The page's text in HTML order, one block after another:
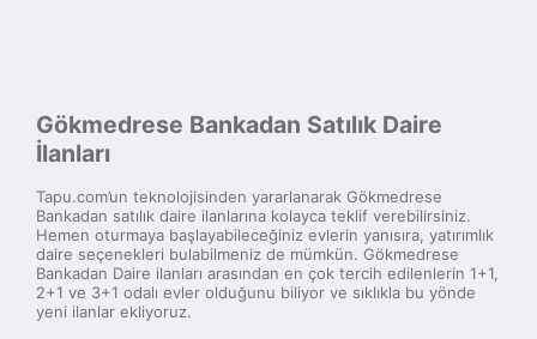
Gökmedrese Bankadan Satılık Daire
İlanları
Tapu.com’un teknolojisinden yararlanarak Gökmedrese
Bankadan satılık daire ilanlarına kolayca teklif verebilirsiniz.
Hemen oturmaya başlayabileceğiniz evlerin yanısıra, yatırımlık
daire seçenekleri bulabilmeniz de mümkün. Gökmedrese
Bankadan Daire ilanları arasından en çok tercih edilenlerin 1+1,
2+1 ve 3+1 odalı evler olduğunu biliyor ve sıklıkla bu yönde
yeni ilanlar ekliyoruz.